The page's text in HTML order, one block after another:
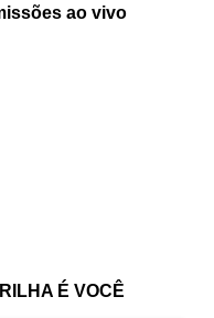
É VOCÊ
ao vivo